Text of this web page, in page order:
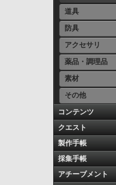
道具
防具
アクセサリ
薬品・調理品
素材
その他
コンテンツ
クエスト
製作手帳
採集手帳
アチーブメント